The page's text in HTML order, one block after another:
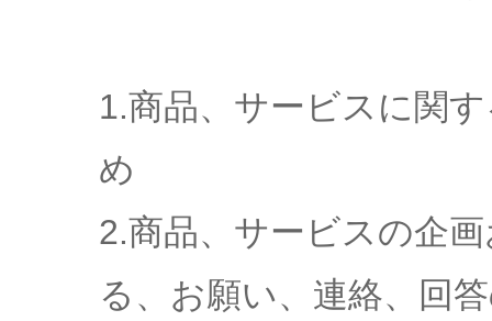
1.商品、サービスに関
め
2.商品、サービスの企
る、お願い、連絡、回